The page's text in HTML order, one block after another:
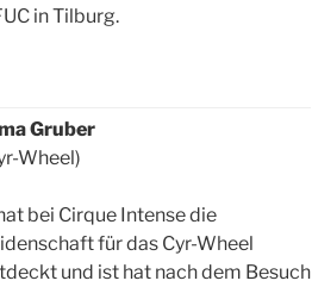
in Tilburg.
Gruber
Wheel)
bei Cirque Intense die
für das Cyr-Wheel
und ist hat nach dem Besuch